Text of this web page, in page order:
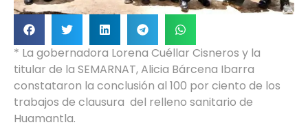
* La gobernadora Lorena Cuéllar Cisneros y la
titular de la SEMARNAT, Alicia Bárcena Ibarra
constataron la conclusión al 100 por ciento de los
trabajos de clausura del relleno sanitario de
Huamantla.